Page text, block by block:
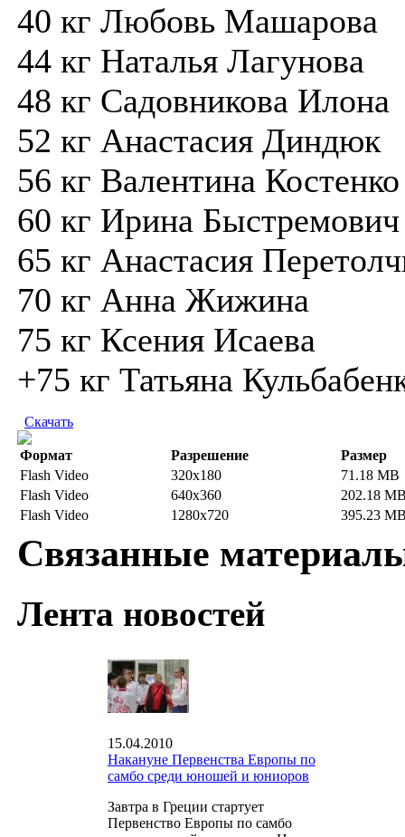
40 кг Любовь Машарова
44 кг Наталья Лагунова
48 кг Садовникова Илона
52 кг Анастасия Диндюк
56 кг Валентина Костенко
60 кг Ирина Быстремович
65 кг Анастасия
70 кг Анна Жижина
75 кг Ксения Исаева
+75 кг Татьяна
Скачать
Формат Разрешение
Размер
Flash Video
320x180
71.18 MB
Flash Video
640x360
202.18
Flash Video
1280x720 395.23
Связанные
Лента новостей
15.04.2010
Накануне Первенства Европы по
самбо среди юношей и юниоров
Завтра в Греции стартует
Первенство Европы по самбо